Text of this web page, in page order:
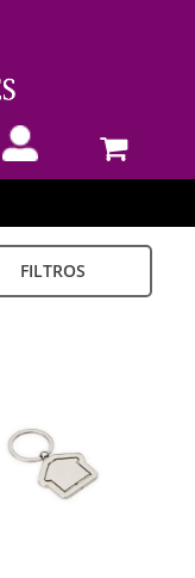
FILTROS